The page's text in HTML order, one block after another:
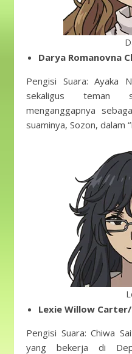
Darya Romanovna
Pengisi Suara: Ayaka
sekaligus teman
menganggapnya
suaminya, Sozon, dalam
Lexie Willow
Pengisi Suara: Chiwa
yang bekerja di